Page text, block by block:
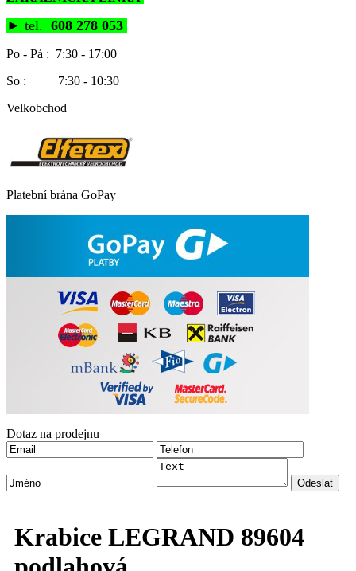
► tel. 608 278 053
Po - Pá : 7:30 - 17:00
So : 7:30 - 10:30
Velkobchod
Platební brána GoPay
Dotaz na prodejnu
Krabice LEGRAND 89604